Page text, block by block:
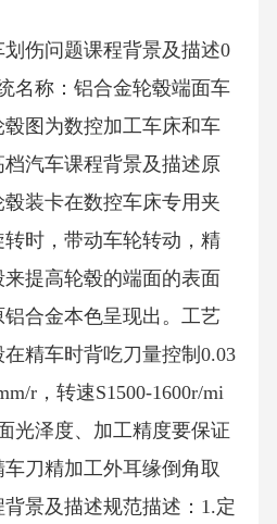
伤问题课程背景及描述0
名称：铝合金轮毂端面车
图为数控加工车床和车
汽车课程背景及描述原
装卡在数控车床专用夹
时，带动车轮转动，精
提高轮毂的端面的表面
合金本色呈现出。工艺
精车时背吃刀量控制0.03
r，转速S1500-1600r/mi
光泽度、加工精度要保证
刀精加工外耳缘倒角取
景及描述规范描述：1.定